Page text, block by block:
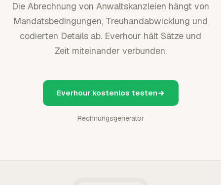
Die Abrechnung von Anwaltskanzleien hängt von
Mandatsbedingungen, Treuhandabwicklung und
codierten Details ab. Everhour hält Sätze und
Zeit miteinander verbunden.
Everhour kostenlos testen
Rechnungsgenerator